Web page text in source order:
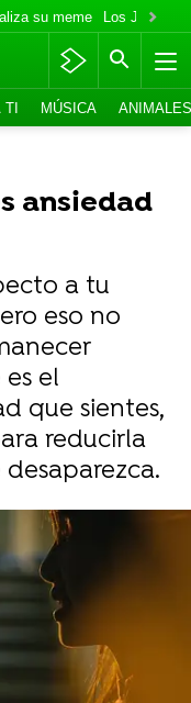
su meme Los Jonas
TI MÚSICA ANIMALES
ansiedad
a tu
eso no
el
que sientes,
reducirla